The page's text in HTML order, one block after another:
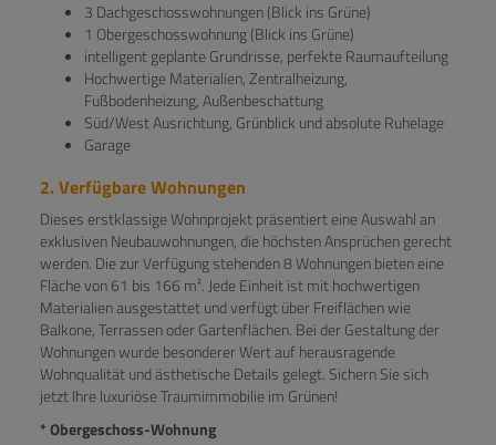
3 Dachgeschosswohnungen (Blick ins Grüne)
1 Obergeschosswohnung (Blick ins Grüne)
intelligent geplante Grundrisse, perfekte Raumaufteilung
Hochwertige Materialien, Zentralheizung,
Fußbodenheizung, Außenbeschattung
Süd/West Ausrichtung, Grünblick und absolute Ruhelage
Garage
2. Verfügbare Wohnungen
Dieses erstklassige Wohnprojekt präsentiert eine Auswahl an
exklusiven Neubauwohnungen, die höchsten Ansprüchen gerecht
werden. Die zur Verfügung stehenden 8 Wohnungen bieten eine
Fläche von 61 bis 166 m². Jede Einheit ist mit hochwertigen
Materialien ausgestattet und verfügt über Freiflächen wie
Balkone, Terrassen oder Gartenflächen. Bei der Gestaltung der
Wohnungen wurde besonderer Wert auf herausragende
Wohnqualität und ästhetische Details gelegt. Sichern Sie sich
jetzt Ihre luxuriöse Traumimmobilie im Grünen!
* Obergeschoss-Wohnung